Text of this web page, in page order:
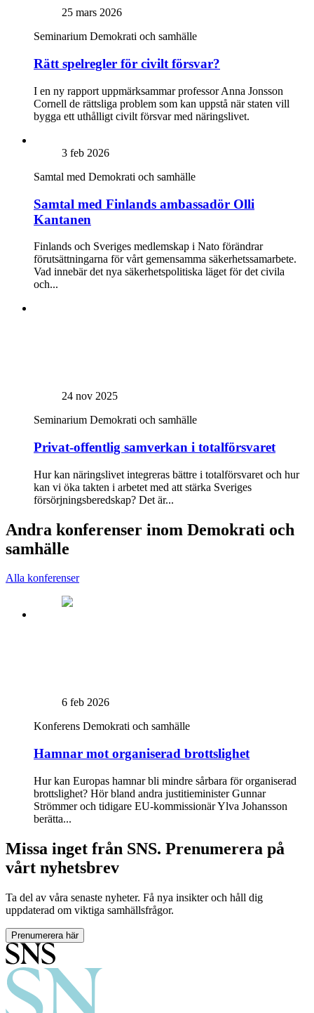
25 mars 2026
Seminarium Demokrati och samhälle
Rätt spelregler för civilt försvar?
I en ny rapport uppmärksammar professor Anna Jonsson
Cornell de rättsliga problem som kan uppstå när staten vill
bygga ett uthålligt civilt försvar med näringslivet.
3 feb 2026
Samtal med Demokrati och samhälle
Samtal med Finlands ambassadör Olli
Kantanen
Finlands och Sveriges medlemskap i Nato förändrar
förutsättningarna för vårt gemensamma säkerhetssamarbete.
Vad innebär det nya säkerhetspolitiska läget för det civila
och...
24 nov 2025
Seminarium Demokrati och samhälle
Privat-offentlig samverkan i totalförsvaret
Hur kan näringslivet integreras bättre i totalförsvaret och hur
kan vi öka takten i arbetet med att stärka Sveriges
försörjningsberedskap? Det är...
Andra konferenser inom Demokrati och
samhälle
Alla konferenser
6 feb 2026
Konferens Demokrati och samhälle
Hamnar mot organiserad brottslighet
Hur kan Europas hamnar bli mindre sårbara för organiserad
brottslighet? Hör bland andra justitieminister Gunnar
Strömmer och tidigare EU-kommissionär Ylva Johansson
berätta...
Missa inget från SNS. Prenumerera på
vårt nyhetsbrev
Ta del av våra senaste nyheter. Få nya insikter och håll dig
uppdaterad om viktiga samhällsfrågor.
Prenumerera här